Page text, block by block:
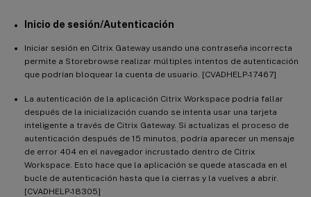
Inicio de sesión/Autenticación
Iniciar sesión en Citrix Gateway usando una contraseña incorrecta
permite a Storebrowse realizar múltiples intentos de autenticación
que podrían bloquear la cuenta de usuario. [CVADHELP-17467]
La autenticación de la aplicación Citrix Workspace podría fallar
después de la inicialización cuando se intenta usar una tarjeta
inteligente a través de Citrix Gateway. Si actualizas el proceso de
autenticación después de 15 minutos, podría aparecer un mensaje
de error 404 en el navegador incrustado dentro de Citrix
Workspace. Esto hace que la aplicación se quede atascada en el
bucle de autenticación hasta que la cierras y la vuelves a abrir.
[CVADHELP-18305]